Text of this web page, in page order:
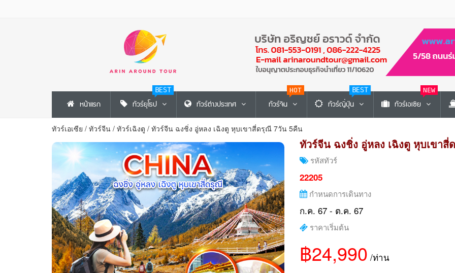
หน้าแรก ทัวร์ยุโรป
BEST
ทัวร์ต่างประเทศ ทัวร์จีน
HOT
ทัวร์ญี่ปุ่น
BEST
ทัวร์เอเซีย
NEW
ทัวร์เอเซีย / ทัวร์จีน / ทัวร์เฉิงตู / ทัวร์จีน ฉงชิ่ง อู่หลง เฉิงตู หุบเขาสี่ดรุณี 7วัน 5คืน
ทัวร์จีน ฉงชิ่ง อู่หลง เฉิงตู หุบเขา
รหัสทัวร์
22205
กำหนดการเดินทาง
ก.ค. 67 - ต.ค. 67
ราคาเริ่มต้น
฿24,990 /ท่าน